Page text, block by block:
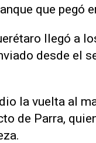
que pegó
llegó a
desde el
la vuelta al
de Parra,